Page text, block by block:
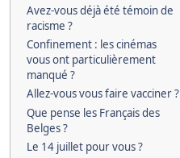
Avez-vous déjà été témoin de
racisme ?
Confinement : les cinémas
vous ont particulièrement
manqué ?
Allez-vous vous faire vacciner ?
Que pense les Français des
Belges ?
Le 14 juillet pour vous ?